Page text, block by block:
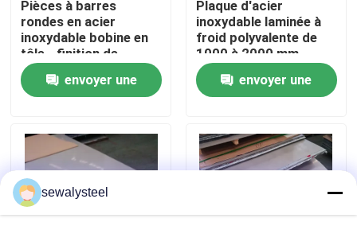
Contrôle de la qualité
Contact
Tous les cas
Demande de soumission
Pièces à barres
rondes en acier
inoxydable bobine en
tôle - finition de
surface 2B
envoyer une
Plaque d'acier
inoxydable laminée à
froid polyvalente de
1000 à 2000 mm
envoyer une
sewalysteel